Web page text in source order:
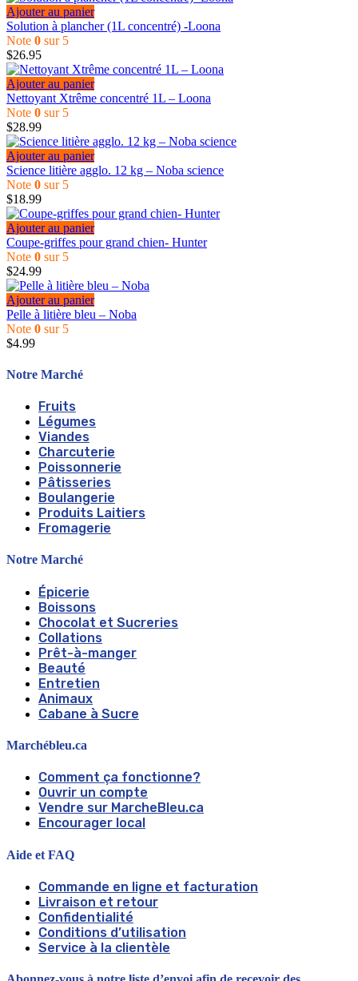
Ajouter au panier
Solution à plancher (1L concentré) -Loona
Note 0 sur 5
$26.95
Ajouter au panier
Nettoyant Xtrême concentré 1L – Loona
Note 0 sur 5
$28.99
Ajouter au panier
Science litière agglo. 12 kg – Noba science
Note 0 sur 5
$18.99
Ajouter au panier
Coupe-griffes pour grand chien- Hunter
Note 0 sur 5
$24.99
Ajouter au panier
Pelle à litière bleu – Noba
Note 0 sur 5
$4.99
Notre Marché
Fruits
Légumes
Viandes
Charcuterie
Poissonnerie
Pâtisseries
Boulangerie
Produits Laitiers
Fromagerie
Notre Marché
Épicerie
Boissons
Chocolat et Sucreries
Collations
Prêt-à-manger
Beauté
Entretien
Animaux
Cabane à Sucre
Marchébleu.ca
Comment ça fonctionne?
Ouvrir un compte
Vendre sur MarcheBleu.ca
Encourager local
Aide et FAQ
Commande en ligne et facturation
Livraison et retour
Confidentialité
Conditions d’utilisation
Service à la clientèle